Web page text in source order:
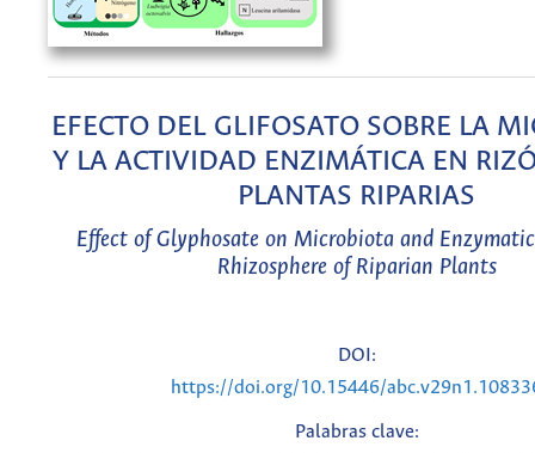
EFECTO DEL GLIFOSATO SOBRE LA
Y LA ACTIVIDAD ENZIMÁTICA EN
PLANTAS RIPARIAS
Effect of Glyphosate on Microbiota and
Rhizosphere of Riparian Plants
DOI:
https://doi.org/10.15446/
Palabras clave: